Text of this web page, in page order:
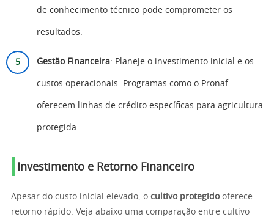
de conhecimento técnico pode comprometer os
resultados.
Gestão Financeira: Planeje o investimento inicial e os
custos operacionais. Programas como o Pronaf
oferecem linhas de crédito específicas para agricultura
protegida.
Investimento e Retorno Financeiro
Apesar do custo inicial elevado, o cultivo protegidooferece
retorno rápido. Veja abaixo uma comparação entre cultivo